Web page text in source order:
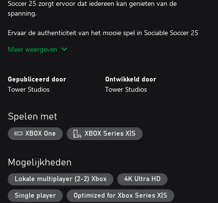
Soccer 25 zorgt ervoor dat iedereen kan genieten van de
spanning.
Ervaar de authenticiteit van het mooie spel in Sociable Soccer 25
professionele voetballers. De unieke vaardigheden en attributen
Duik in het huidige voetballandschap met up-to-date competities
Creëer je eigen voetbalerfenis door een formidabele ploeg samen
te stellen en je favoriete club te vertegenwoordigen door
gelicentieerde spelers van over de hele wereld te verzamelen en
Sluit je aan bij de gepassioneerde gemeenschap van voetbalfans,
strijd om de glorie en vier de ware geest van het mooie spel in
deze opmerkelijke gamefranchise.
Meer weergeven
Gepubliceerd door
Tower Studios
Ontwikkeld door
Tower Studios
Spelen met
XBOX One XBOX Series X|S
Mogelijkheden
Lokale multiplayer (2-2) Xbox 4K Ultra HD
Single player Optimized for Xbox Series X|S